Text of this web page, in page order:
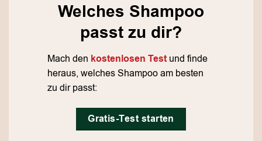
Welches Shampoo
passt zu dir?
Mach den kostenlosen Testund finde
heraus, welches Shampoo am besten
zu dir passt:
Gratis-Test starten